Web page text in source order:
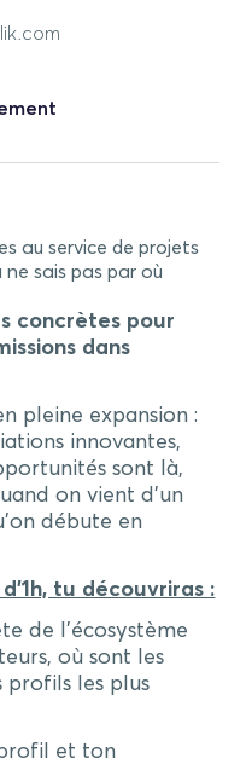
au service de projets
sais pas par où
concrètes pour
dans
pleine expansion :
innovantes,
sont là,
on vient d’un
débute en
tu découvriras :
de l’écosystème
où sont les
profils les plus
et ton